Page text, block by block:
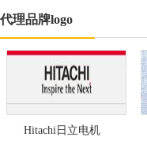
代理品牌logo
Hitachi日立电机